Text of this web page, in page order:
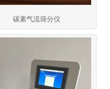
碳素气流筛分仪